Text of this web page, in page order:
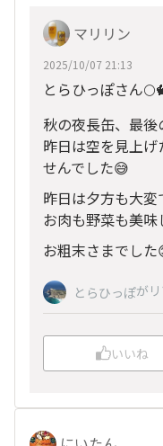
マリリン
2025/10/07 21:13
とらひっぽさん
秋の夜長缶、最後
昨日は空を見上
せんでした😅
昨日は夕方も大
お肉も野菜も美
お粗末さまでした
とらひっぽが
いいね